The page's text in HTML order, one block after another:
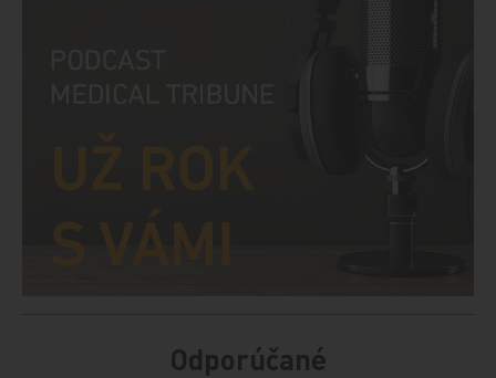
Odporúčané